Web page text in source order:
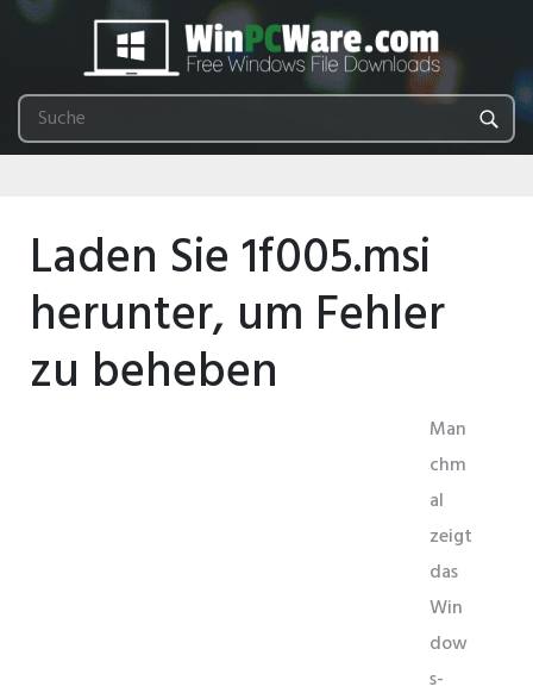
Laden Sie 1f005.msi
herunter, um Fehler
zu beheben
Man
chm
al
zeigt
das
Win
dow
s-